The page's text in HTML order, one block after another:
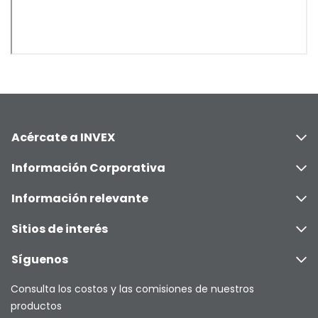
Acércate a INVEX
Información Corporativa
Información relevante
Sitios de interés
Síguenos
Consulta los costos y las comisiones de nuestros
productos